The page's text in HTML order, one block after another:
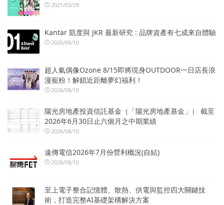
2021/03/29
Kantar 凱度與 JKR 最新研究 : 品牌資產有七成來自體驗
2026/08/10
超人氣偶像Ozone 8/15即將現身OUTDOOR一日店長浪
漫寵粉！解鎖近距離夢幻福利！
2026/08/10
陽光房地產投資信託基金（「陽光房地產基金」） 截至
2026年6月30日止六個月之中期業績
2026/08/10
遠傳電信2026年7月份營利概況(自結)
2026/08/10
至上電子整合記憶體、散熱、供電與監控四大關鍵技
術，打造完整AI基礎架構解決方案